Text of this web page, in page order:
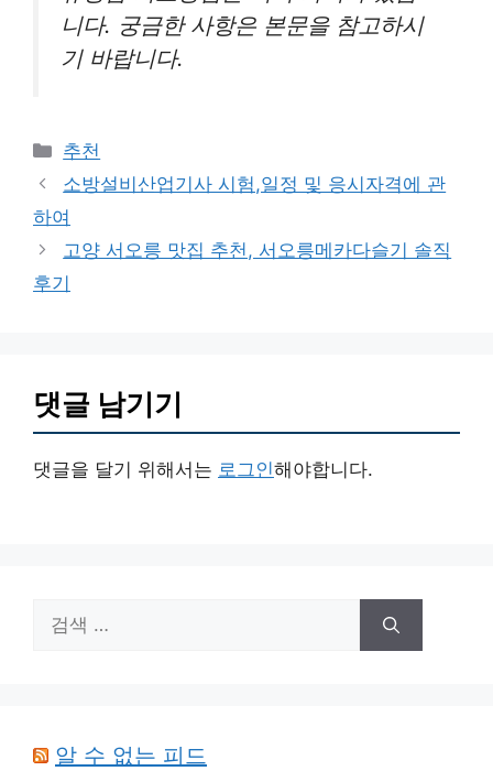
니다. 궁금한 사항은 본문을 참고하시
기 바랍니다.
카
테
리
추천
소방설비산업기사 시험,일정 및 응시자격에 관
하여
고양 서오릉 맛집 추천, 서오릉메카다슬기 솔직
후기
댓글 남기기
댓글을 달기 위해서는 로그인해야합니다.
색:
알 수 없는 피드